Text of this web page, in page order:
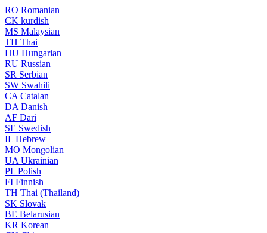
RO Romanian
CK kurdish
MS Malaysian
TH Thai
HU Hungarian
RU Russian
SR Serbian
SW Swahili
CA Catalan
DA Danish
AF Dari
SE Swedish
IL Hebrew
MO Mongolian
UA Ukrainian
PL Polish
FI Finnish
TH Thai (Thailand)
SK Slovak
BE Belarusian
KR Korean